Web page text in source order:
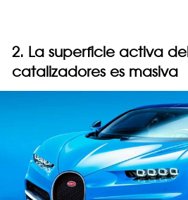
2. La superficie activa
catalizadores es masiva